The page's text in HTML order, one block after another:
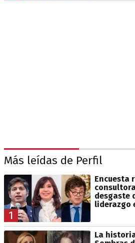
Más leídas de Perfil
1
Encuesta
desgaste
liderazgo
La